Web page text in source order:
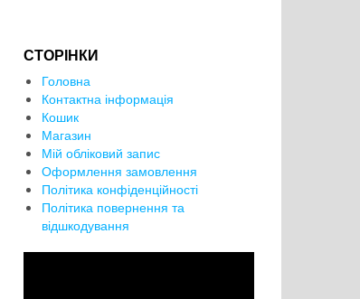
СТОРІНКИ
Головна
Контактна інформація
Кошик
Магазин
Мій обліковий запис
Оформлення замовлення
Політика конфіденційності
Політика повернення та
відшкодування